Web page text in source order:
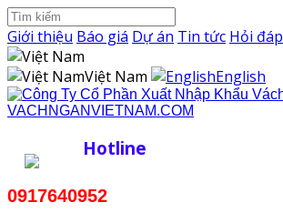
Giới thiệu Báo giá Dự án Tin tức Hỏi đáp
Việt Nam
English
Hotline
0917640952